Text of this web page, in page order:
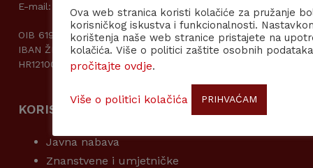
E-mail: kabpred@hazu.hr
OIB 61989185242
IBAN ŽIRO RAČUNA: DRŽAVNI PRORAČUN
HR1210010051863000160
KORISNI LINKOVI
Javna nabava
Znanstvene i umjetničke
Ova web stranica koristi kolačiće za pružanje
korisničkog iskustva i funkcionalnosti.
korištenja naše web stranice pristajete na
kolačića. Više o politici zaštite osobnih podataka
pročitajte ovdje.
Više o politici kolačića PRIHVAĆAM